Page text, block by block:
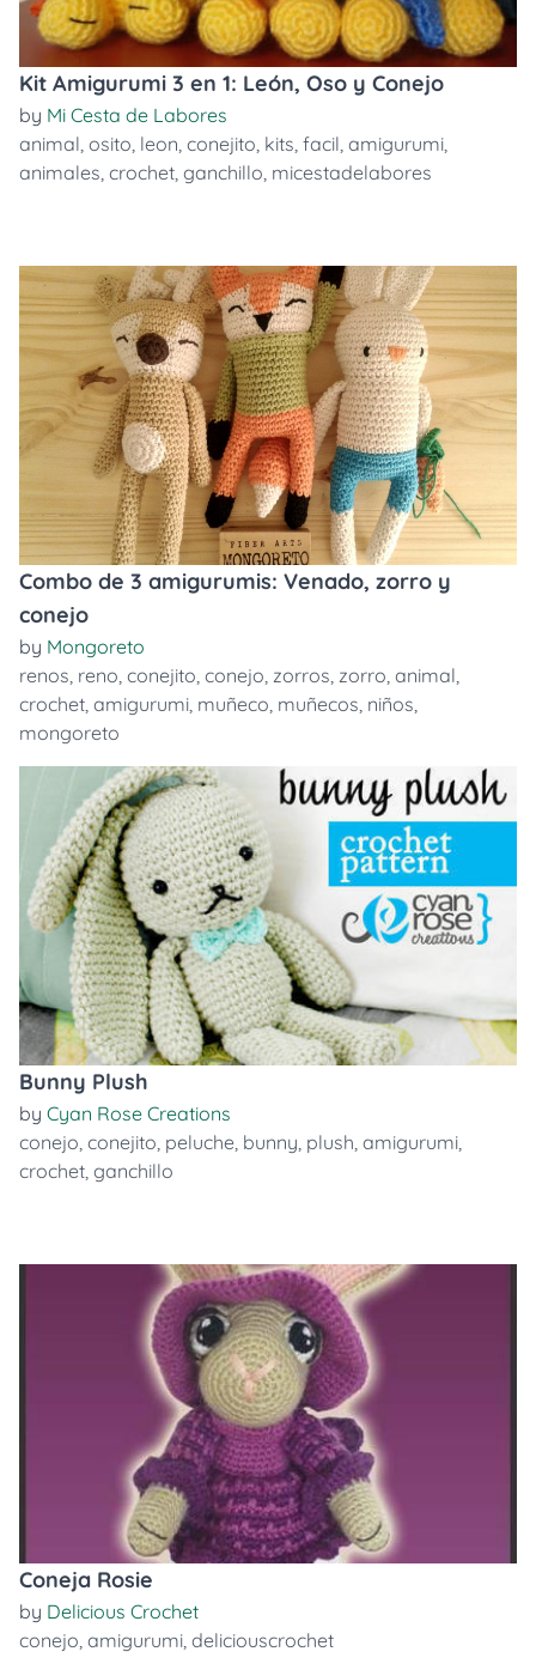
Kit Amigurumi 3 en 1: León, Oso y Conejo
by Mi Cesta de Labores
animal, osito, leon, conejito, kits, facil, amigurumi,
animales, crochet, ganchillo, micestadelabores
Combo de 3 amigurumis: Venado, zorro y
conejo
by Mongoreto
renos, reno, conejito, conejo, zorros, zorro, animal,
crochet, amigurumi, muñeco, muñecos, niños,
mongoreto
Bunny Plush
by Cyan Rose Creations
conejo, conejito, peluche, bunny, plush, amigurumi,
crochet, ganchillo
Coneja Rosie
by Delicious Crochet
conejo, amigurumi, deliciouscrochet